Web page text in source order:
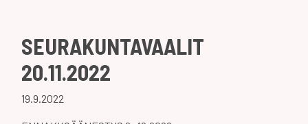
SEURAKUNTAVAALIT
20.11.2022
19.9.2022